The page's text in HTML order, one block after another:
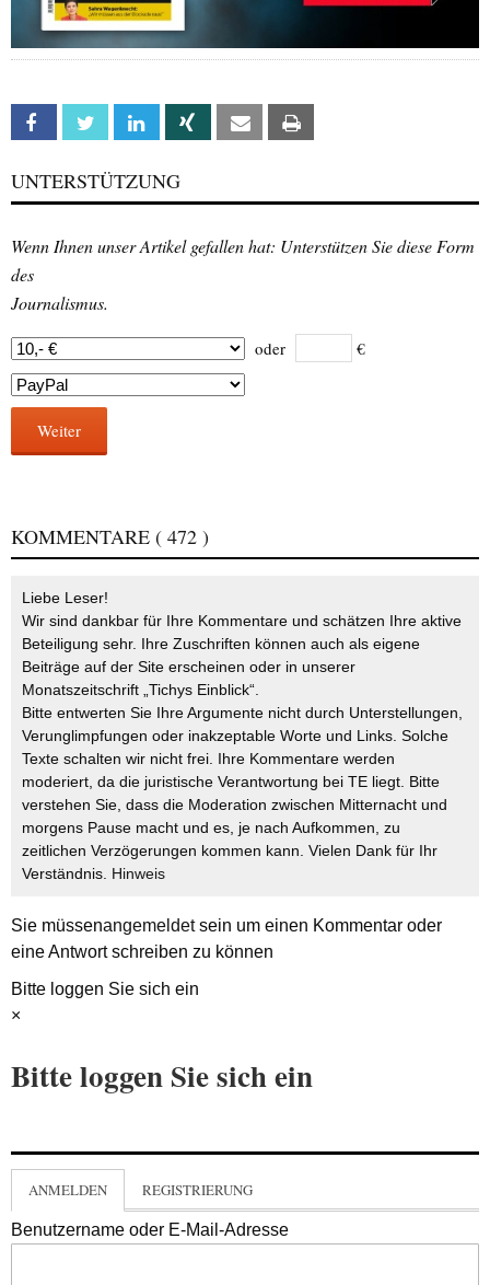
Facebook Twitter Linkedin Xing Email
UNTERSTÜTZUNG
Wenn Ihnen unser Artikel gefallen hat: Unterstützen Sie diese Form
des
Journalismus.
oder €
Weiter
KOMMENTARE ( 472 )
Liebe Leser!
Wir sind dankbar für Ihre Kommentare und schätzen Ihre aktive
Beteiligung sehr. Ihre Zuschriften können auch als eigene
Beiträge auf der Site erscheinen oder in unserer
Monatszeitschrift „Tichys Einblick“.
Bitte entwerten Sie Ihre Argumente nicht durch Unterstellungen,
Verunglimpfungen oder inakzeptable Worte und Links. Solche
Texte schalten wir nicht frei. Ihre Kommentare werden
moderiert, da die juristische Verantwortung bei TE liegt. Bitte
verstehen Sie, dass die Moderation zwischen Mitternacht und
morgens Pause macht und es, je nach Aufkommen, zu
zeitlichen Verzögerungen kommen kann. Vielen Dank für Ihr
Verständnis. Hinweis
Sie müssenangemeldetsein um einen Kommentar oder
eine Antwort schreiben zu können
Bitte loggen Sie sich ein
×
Bitte loggen Sie sich ein
ANMELDEN REGISTRIERUNG
Benutzername oder E-Mail-Adresse